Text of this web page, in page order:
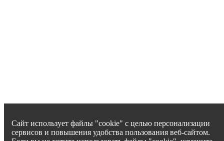
Сайт использует файлы "cookie" с целью персонализации
сервисов и повышения удобства пользования веб-сайтом.